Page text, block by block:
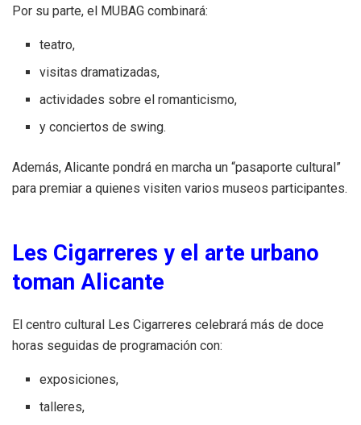
Por su parte, el MUBAG combinará:
teatro,
visitas dramatizadas,
actividades sobre el romanticismo,
y conciertos de swing.
Además, Alicante pondrá en marcha un “pasaporte cultural”
para premiar a quienes visiten varios museos participantes.
Les Cigarreres y el arte urbano
toman Alicante
El centro cultural Les Cigarreres celebrará más de doce
horas seguidas de programación con:
exposiciones,
talleres,